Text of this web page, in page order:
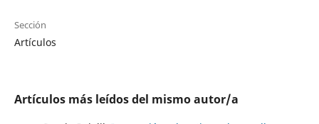
Sección
Artículos
Artículos más leídos del mismo autor/a